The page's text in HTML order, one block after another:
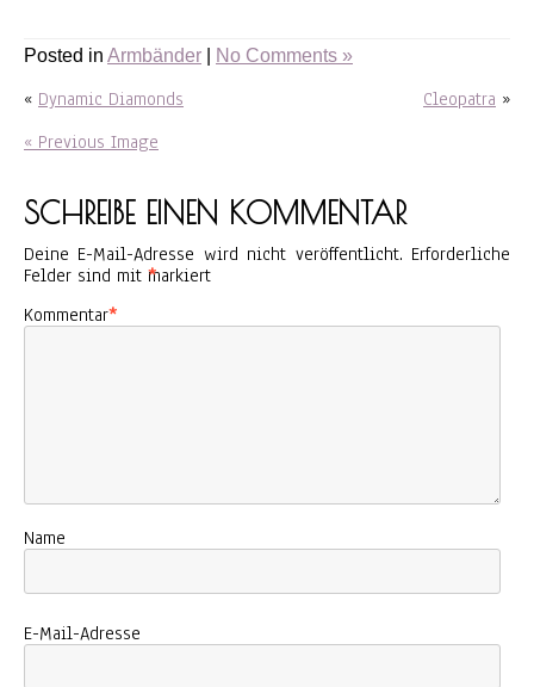
Posted in Armbänder No Comments »
« Dynamic Diamonds Cleopatra »
« Previous Image
SCHREIBE EINEN KOMMENTAR
Deine E-Mail-Adresse wird nicht veröffentlicht. Erforderliche
Felder sind mit *
markiert
Kommentar*
Name
E-Mail-Adresse